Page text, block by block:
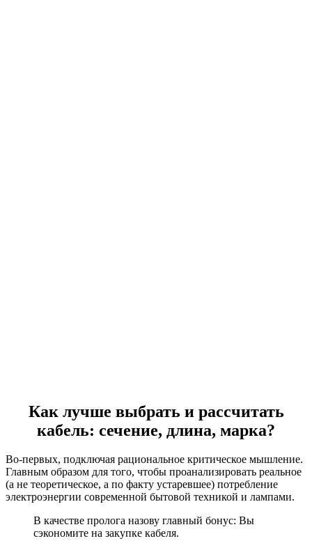
Как лучше выбрать и рассчитать
кабель: сечение, длина, марка?
Во-первых, подключая рациональное критическое мышление.
Главным образом для того, чтобы проанализировать реальное
(а не теоретическое, а по факту устаревшее) потребление
электроэнергии современной бытовой техникой и лампами.
В качестве пролога назову главный бонус: Вы
сэкономите на закупке кабеля.